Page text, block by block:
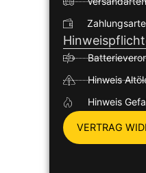
Hinweis
Hinweis
VERTRAG